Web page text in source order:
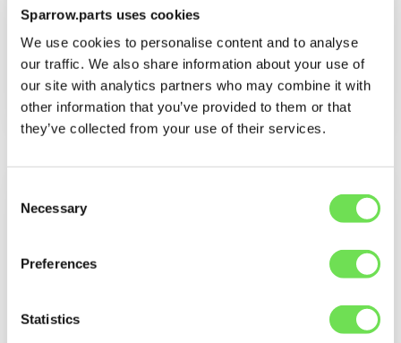
Sparrow.parts uses cookies
We use cookies to personalise content and to analyse
our traffic. We also share information about your use of
our site with analytics partners who may combine it with
other information that you’ve provided to them or that
they’ve collected from your use of their services.
Selection
Necessary
Preferences
Statistics
Prüfen Sie, wie
SPARROW.Clean
funktioniert
Ersatzteilplanung
und -optimierung